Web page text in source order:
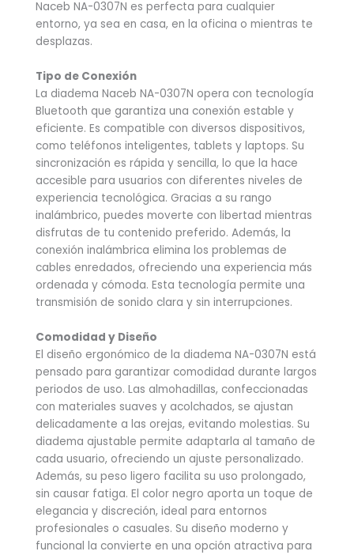
Naceb NA-0307N es perfecta para cualquier
entorno, ya sea en casa, en la oficina o mientras te
desplazas.
Tipo de Conexión
La diadema Naceb NA-0307N opera con tecnología
Bluetooth que garantiza una conexión estable y
eficiente. Es compatible con diversos dispositivos,
como teléfonos inteligentes, tablets y laptops. Su
sincronización es rápida y sencilla, lo que la hace
accesible para usuarios con diferentes niveles de
experiencia tecnológica. Gracias a su rango
inalámbrico, puedes moverte con libertad mientras
disfrutas de tu contenido preferido. Además, la
conexión inalámbrica elimina los problemas de
cables enredados, ofreciendo una experiencia más
ordenada y cómoda. Esta tecnología permite una
transmisión de sonido clara y sin interrupciones.
Comodidad y Diseño
El diseño ergonómico de la diadema NA-0307N está
pensado para garantizar comodidad durante largos
periodos de uso. Las almohadillas, confeccionadas
con materiales suaves y acolchados, se ajustan
delicadamente a las orejas, evitando molestias. Su
diadema ajustable permite adaptarla al tamaño de
cada usuario, ofreciendo un ajuste personalizado.
Además, su peso ligero facilita su uso prolongado,
sin causar fatiga. El color negro aporta un toque de
elegancia y discreción, ideal para entornos
profesionales o casuales. Su diseño moderno y
funcional la convierte en una opción atractiva para